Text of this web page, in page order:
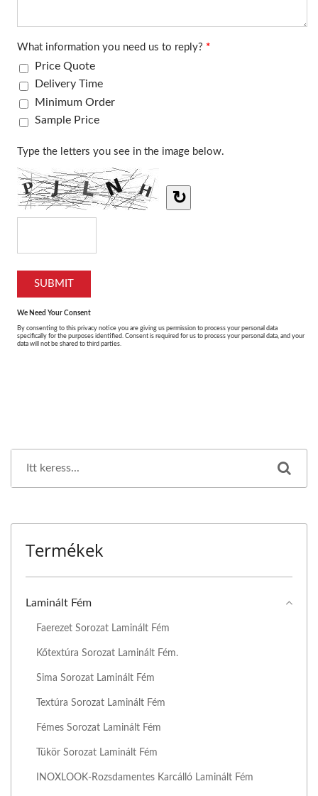
Termékek
Laminált Fém
Faerezet Sorozat Laminált Fém
Kőtextúra Sorozat Laminált Fém.
Sima Sorozat Laminált Fém
Textúra Sorozat Laminált Fém
Fémes Sorozat Laminált Fém
Tükör Sorozat Laminált Fém
INOXLOOK-Rozsdamentes Karcálló Laminált Fém